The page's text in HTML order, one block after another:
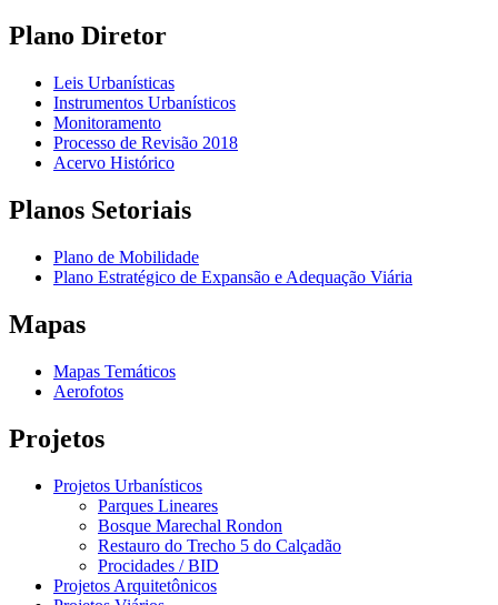
Plano Diretor
Leis Urbanísticas
Instrumentos Urbanísticos
Monitoramento
Processo de Revisão 2018
Acervo Histórico
Planos Setoriais
Plano de Mobilidade
Plano Estratégico de Expansão e Adequação Viária
Mapas
Mapas Temáticos
Aerofotos
Projetos
Projetos Urbanísticos
Parques Lineares
Bosque Marechal Rondon
Restauro do Trecho 5 do Calçadão
Procidades / BID
Projetos Arquitetônicos